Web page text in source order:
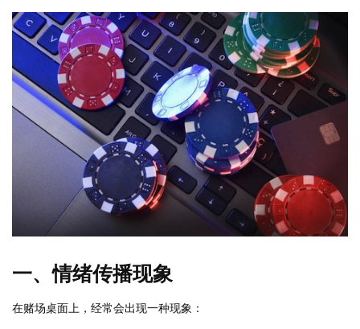
一、情绪传播现象
在赌场桌面上，经常会出现一种现象：